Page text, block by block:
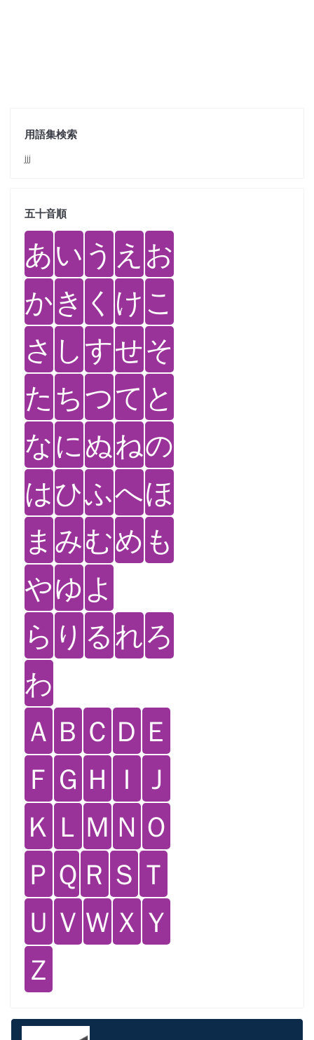
用語集検索
jjj
五十音順
あい う え お
かき く けこ
さ しすせそ
た ちつて と
なにぬねの
はひふへほ
ま みむめ も
やゆ よ
ら り るれろ
わ
Ａ Ｂ Ｃ Ｄ Ｅ
Ｆ Ｇ Ｈ Ｉ Ｊ
Ｋ Ｌ Ｍ Ｎ Ｏ
Ｐ Ｑ Ｒ Ｓ Ｔ
Ｕ Ｖ Ｗ Ｘ Ｙ
Ｚ